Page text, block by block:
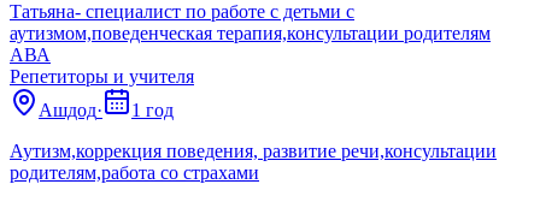
Татьяна- специалист по работе с детьми с
аутизмом,поведенческая терапия,консультации родителям
АВА
Репетиторы и учителя
Ашдод·
1 год
Аутизм,коррекция поведения, развитие речи,консультации
родителям,работа со страхами